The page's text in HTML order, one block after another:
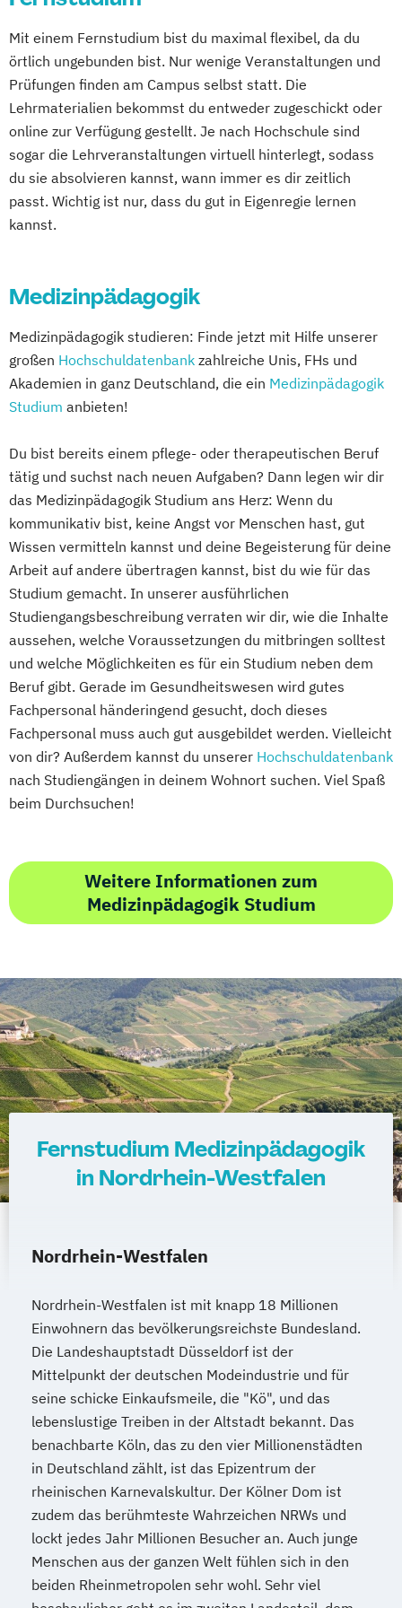
Studienzentrum Wien
Studienzentrum Feldkirch
Studienzentrum Hamburg Logistik-Bachelor
Studienzentrum Judenburg
Mit einem Fernstudium bist du maximal flexibel, da du
örtlich ungebunden bist. Nur wenige Veranstaltungen und
Prüfungen finden am Campus selbst statt. Die
Lehrmaterialien bekommst du entweder zugeschickt oder
online zur Verfügung gestellt. Je nach Hochschule sind
sogar die Lehrveranstaltungen virtuell hinterlegt, sodass
du sie absolvieren kannst, wann immer es dir zeitlich
passt. Wichtig ist nur, dass du gut in Eigenregie lernen
kannst.
Medizinpädagogik
Medizinpädagogik studieren: Finde jetzt mit Hilfe unserer
großen Hochschuldatenbank zahlreiche Unis, FHs und
Akademien in ganz Deutschland, die ein Medizinpädagogik
Studium anbieten!
Du bist bereits einem pflege- oder therapeutischen Beruf
tätig und suchst nach neuen Aufgaben? Dann legen wir dir
das Medizinpädagogik Studium ans Herz: Wenn du
kommunikativ bist, keine Angst vor Menschen hast, gut
Wissen vermitteln kannst und deine Begeisterung für deine
Arbeit auf andere übertragen kannst, bist du wie für das
Studium gemacht. In unserer ausführlichen
Studiengangsbeschreibung verraten wir dir, wie die Inhalte
aussehen, welche Voraussetzungen du mitbringen solltest
und welche Möglichkeiten es für ein Studium neben dem
Beruf gibt. Gerade im Gesundheitswesen wird gutes
Fachpersonal händeringend gesucht, doch dieses
Fachpersonal muss auch gut ausgebildet werden. Vielleicht
von dir? Außerdem kannst du unserer Hochschuldatenbank
nach Studiengängen in deinem Wohnort suchen. Viel Spaß
beim Durchsuchen!
Weitere Informationen zum
Medizinpädagogik Studium
Fernstudium Medizinpädagogik
in Nordrhein-Westfalen
Nordrhein-Westfalen
Nordrhein-Westfalen ist mit knapp 18 Millionen
Einwohnern das bevölkerungsreichste Bundesland.
Die Landeshauptstadt Düsseldorf ist der
Mittelpunkt der deutschen Modeindustrie und für
seine schicke Einkaufsmeile, die "Kö", und das
lebenslustige Treiben in der Altstadt bekannt. Das
benachbarte Köln, das zu den vier Millionenstädten
in Deutschland zählt, ist das Epizentrum der
rheinischen Karnevalskultur. Der Kölner Dom ist
zudem das berühmteste Wahrzeichen NRWs und
lockt jedes Jahr Millionen Besucher an. Auch junge
Menschen aus der ganzen Welt fühlen sich in den
beiden Rheinmetropolen sehr wohl. Sehr viel